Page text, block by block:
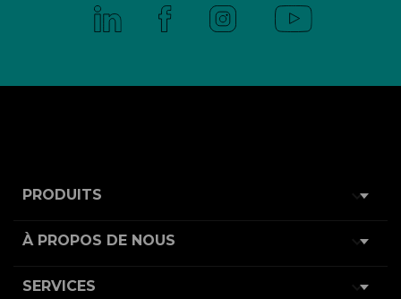
PRODUITS 
À PROPOS DE NOUS 
SERVICES 